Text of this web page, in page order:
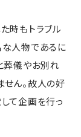
時もトラブル
な人物であるに
葬儀やお別れ
ん。故人の好
て企画を行っ